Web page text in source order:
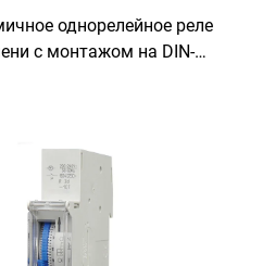
однорелейное реле
с монтажом на DIN-